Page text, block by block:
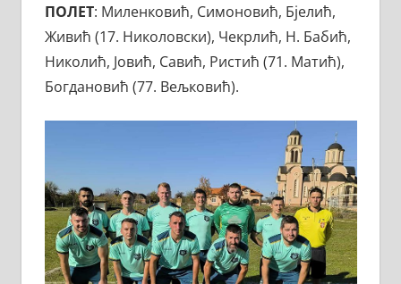
ПОЛЕТ: Миленковић, Симоновић, Бјелић,
Живић (17. Николовски), Чекрлић, Н. Бабић,
Николић, Јовић, Савић, Ристић (71. Матић),
Богдановић (77. Вељковић).